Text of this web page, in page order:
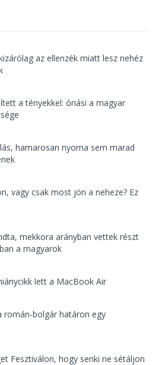
az ellenzék miatt lesz nehéz
a tényekkel: óriási a magyar
hamarosan nyoma sem marad
vagy csak most jön a neheze? Ez
mekkora arányban vettek részt
a magyarok
lett a MacBook Air
román-bolgár határon egy
Fesztiválon, hogy senki ne sétáljon